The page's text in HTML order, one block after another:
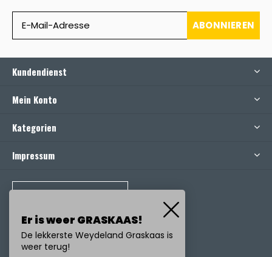
ABONNIEREN
Kundendienst
Mein Konto
Kategorien
Impressum
Er is weer GRASKAAS!
De lekkerste Weydeland Graskaas is
weer terug!